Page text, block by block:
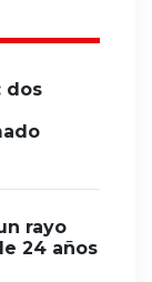
dos
rayo
24 años